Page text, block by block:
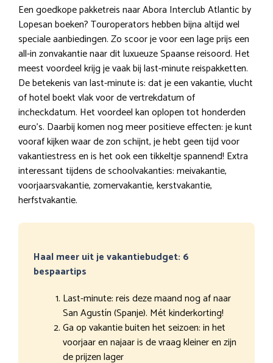
Een goedkope pakketreis naar Abora Interclub Atlantic by
Lopesan boeken? Touroperators hebben bijna altijd wel
speciale aanbiedingen. Zo scoor je voor een lage prijs een
all-in zonvakantie naar dit luxueuze Spaanse reisoord. Het
meest voordeel krijg je vaak bij last-minute reispakketten.
De betekenis van last-minute is: dat je een vakantie, vlucht
of hotel boekt vlak voor de vertrekdatum of
incheckdatum. Het voordeel kan oplopen tot honderden
euro’s. Daarbij komen nog meer positieve effecten: je kunt
vooraf kijken waar de zon schijnt, je hebt geen tijd voor
vakantiestress en is het ook een tikkeltje spannend! Extra
interessant tijdens de schoolvakanties: meivakantie,
voorjaarsvakantie, zomervakantie, kerstvakantie,
herfstvakantie.
Haal meer uit je vakantiebudget: 6
bespaartips
Last-minute: reis deze maand nog af naar
San Agustín (Spanje). Mét kinderkorting!
Ga op vakantie buiten het seizoen: in het
voorjaar en najaar is de vraag kleiner en zijn
de prijzen lager